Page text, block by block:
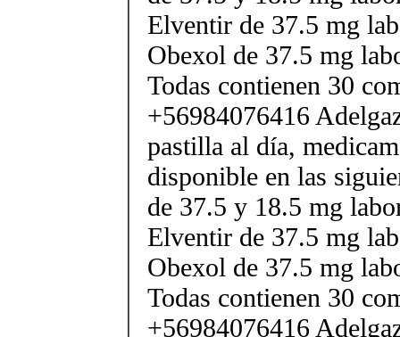
Elventir de 37.5 mg
Obexol de 37.5 mg
Todas contienen 30
+56984076416
pastilla al día,
disponible en las
de 37.5 y 18.5 mg
Elventir de 37.5 mg
Obexol de 37.5 mg
Todas contienen 30
+56984076416